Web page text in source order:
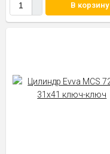
В корзину